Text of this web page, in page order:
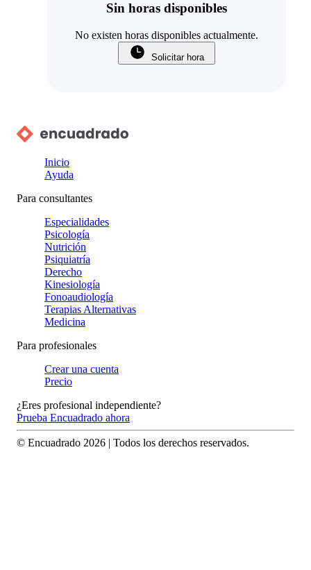
Sin horas disponibles
No existen horas disponibles actualmente.
Solicitar hora
Inicio
Ayuda
Para consultantes
Especialidades
Psicología
Nutrición
Psiquiatría
Derecho
Kinesiología
Fonoaudiología
Terapias Alternativas
Medicina
Para profesionales
Crear una cuenta
Precio
¿Eres profesional independiente?
Prueba Encuadrado ahora
© Encuadrado 2026 | Todos los derechos reservados.